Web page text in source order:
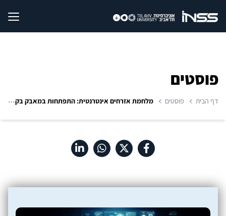
פוסטים
דף הבית פוסטים מלחמת אזרחים אינטרנטית: התפתחות במאבק בקמפיין איסלאמיסטי נגד ישראל